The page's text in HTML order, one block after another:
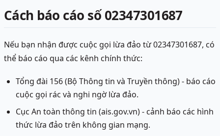
Cách báo cáo số 02347301687
Nếu bạn nhận được cuộc gọi lừa đảo từ 02347301687, có
thể báo cáo qua các kênh chính thức:
Tổng đài 156 (Bộ Thông tin và Truyền thông) - báo cáo
cuộc gọi rác và nghi ngờ lừa đảo.
Cục An toàn thông tin (ais.gov.vn) - cảnh báo các hình
thức lừa đảo trên không gian mạng.